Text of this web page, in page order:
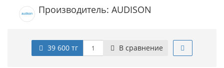
Производитель: AUDISON
39 600 тг В сравнение